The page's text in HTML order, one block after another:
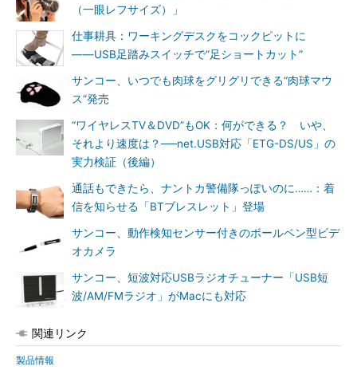
（一眼レフサイズ）」
仕事耕具：ワーキングデスクをコックピットに
――USB足踏みスイッチで“足ショートカット”
サンコー、いつでも肉球をグリグリできる“肉球マウ
ス”発売
“ワイヤレスTV＆DVD”もOK：何ができる？ いや、
それより速度は？──net.USB対応「ETG-DS/US」の
実力検証（後編）
通話もできたら、ナントカ警備隊っぽいのに……：着
信を知らせる「BTブレスレット」登場
サンコー、動作検知センサー付きのボールペン型ビデ
オカメラ
サンコー、短波対応USBラジオチューナー「USB短
波/AM/FMラジオ」がMacにも対応
関連リンク
製品情報